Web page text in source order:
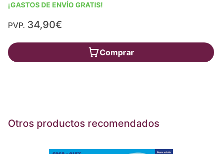
¡GASTOS DE ENVÍO GRATIS!
PVP. 34,90€
Comprar
Otros productos recomendados